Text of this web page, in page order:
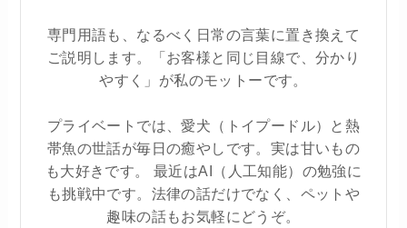
専門用語も、なるべく日常の言葉に置き換えて
ご説明します。「お客様と同じ目線で、分かり
やすく」が私のモットーです。
プライベートでは、愛犬（トイプードル）と熱
帯魚の世話が毎日の癒やしです。実は甘いもの
も大好きです。 最近はAI（人工知能）の勉強に
も挑戦中です。法律の話だけでなく、ペットや
趣味の話もお気軽にどうぞ。